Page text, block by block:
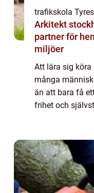
trafikskola
Arkitekt stockholm så
partner för
miljöer
Att lära sig köra
många
än att bara få
frihet och